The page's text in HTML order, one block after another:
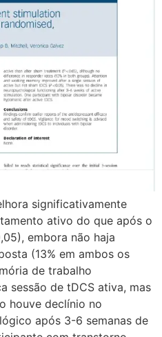
significativamente
ativo do que após o
embora não haja
(13% em ambos os
de trabalho
sessão de tDCS ativa, mas
houve declínio no
após 3-6 semanas de